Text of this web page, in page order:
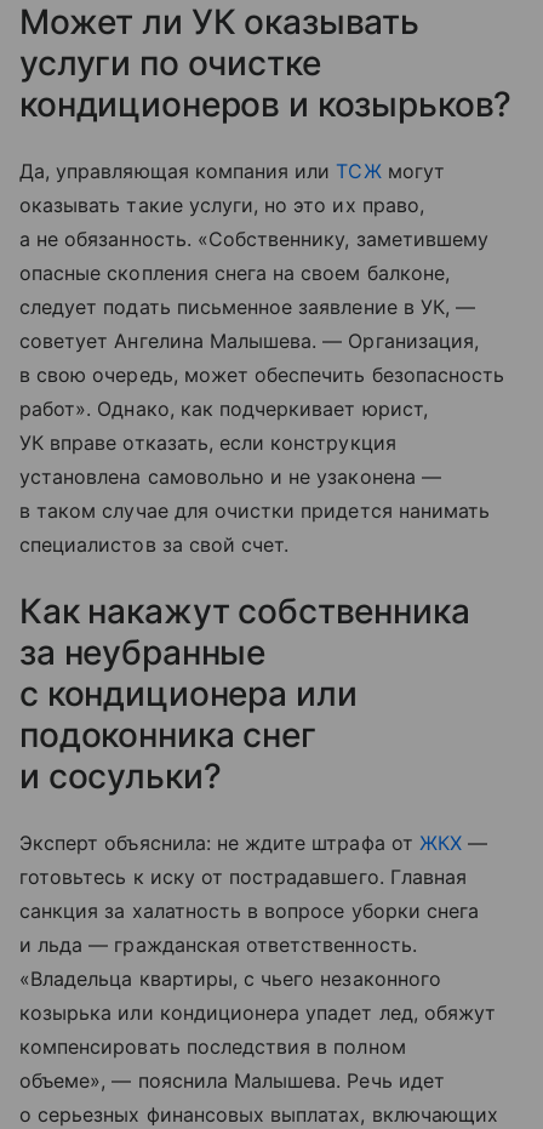
Может ли УК оказывать
услуги по очистке
кондиционеров и козырьков?
Да, управляющая компания или ТСЖмогут
оказывать такие услуги, но это их право,
а не обязанность. «Собственнику, заметившему
опасные скопления снега на своем балконе,
следует подать письменное заявление в УК, —
советует Ангелина Малышева. — Организация,
в свою очередь, может обеспечить безопасность
работ». Однако, как подчеркивает юрист,
УК вправе отказать, если конструкция
установлена самовольно и не узаконена —
в таком случае для очистки придется нанимать
специалистов за свой счет.
Как накажут собственника
за неубранные
с кондиционера или
подоконника снег
и сосульки?
Эксперт объяснила: не ждите штрафа от ЖКХ—
готовьтесь к иску от пострадавшего. Главная
санкция за халатность в вопросе уборки снега
и льда — гражданская ответственность.
«Владельца квартиры, с чьего незаконного
козырька или кондиционера упадет лед, обяжут
компенсировать последствия в полном
объеме», — пояснила Малышева. Речь идет
о серьезных финансовых выплатах, включающих